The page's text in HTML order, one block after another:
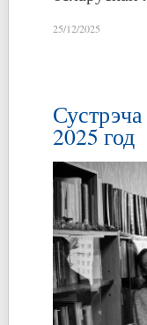
25/12/2025
2025 год